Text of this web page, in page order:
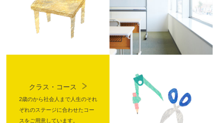
クラス・コース
2歳のから社会人まで人生のそれ
ぞれのステージに合わせたコー
スをご用意しています。